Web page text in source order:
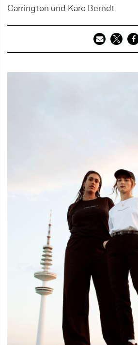
Carrington und Karo Berndt.